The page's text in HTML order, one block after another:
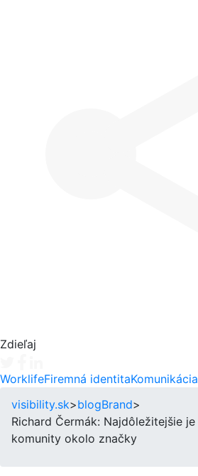
Zdieľaj
WorklifeFiremná identitaKomunikácia
visibility.sk>blogBrand>
Richard Čermák: Najdôležitejšie
komunity okolo značky